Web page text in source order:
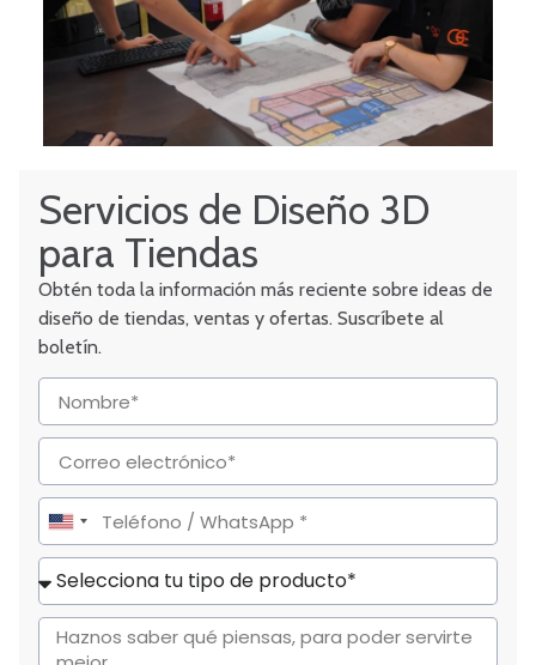
Servicios de Diseño 3D
para Tiendas
Obtén toda la información más reciente sobre ideas de
diseño de tiendas, ventas y ofertas. Suscríbete al
boletín.
United
States
+1